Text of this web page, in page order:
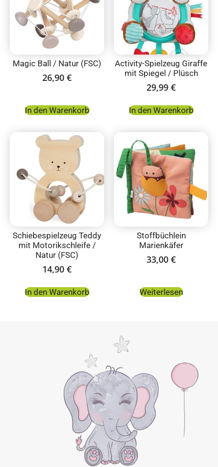
Magic Ball / Natur (FSC)
26,90 €
In den Warenkorb
Activity-Spielzeug Giraffe
mit Spiegel / Plüsch
29,99 €
In den Warenkorb
Schiebespielzeug Teddy
mit Motorikschleife /
Natur (FSC)
14,90 €
In den Warenkorb
Stoffbüchlein
Marienkäfer
33,00 €
Weiterlesen